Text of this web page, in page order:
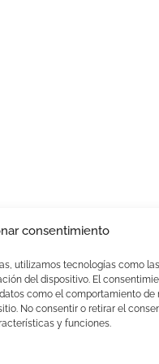
consentimiento
utilizamos tecnologías como
del dispositivo. El
como el comportamiento de
No consentir o retirar el
y funciones.
Legal
de Cookies
de privacidad